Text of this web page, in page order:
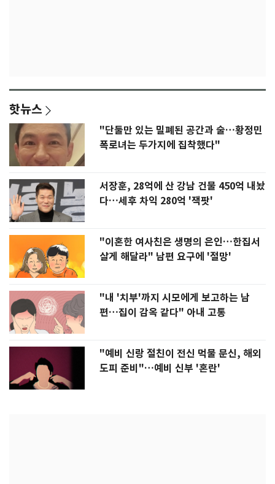
핫뉴스
"단둘만 있는 밀폐된 공간과 술…황정민
폭로녀는 두가지에 집착했다"
서장훈, 28억에 산 강남 건물 450억 내놨
다…세후 차익 280억 '잭팟'
"이혼한 여사친은 생명의 은인…한집서
살게 해달라" 남편 요구에 '절망'
"내 '치부'까지 시모에게 보고하는 남
편…집이 감옥 같다" 아내 고통
"예비 신랑 절친이 전신 먹물 문신, 해외
도피 준비"…예비 신부 '혼란'